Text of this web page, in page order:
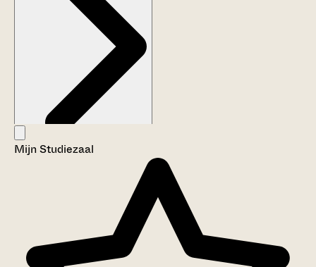
Aanwijzingen voor de gebruiker
Mijn Studiezaal